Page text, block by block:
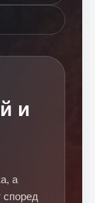
и
а
според